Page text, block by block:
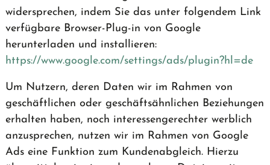
widersprechen, indem Sie das unter folgendem Link
verfügbare Browser-Plug-in von Google
herunterladen und installieren:
https://www.google.com/settings/ads/plugin?hl=de
Um Nutzern, deren Daten wir im Rahmen von
geschäftlichen oder geschäftsähnlichen Beziehungen
erhalten haben, noch interessengerechter werblich
anzusprechen, nutzen wir im Rahmen von Google
Ads eine Funktion zum Kundenabgleich. Hierzu